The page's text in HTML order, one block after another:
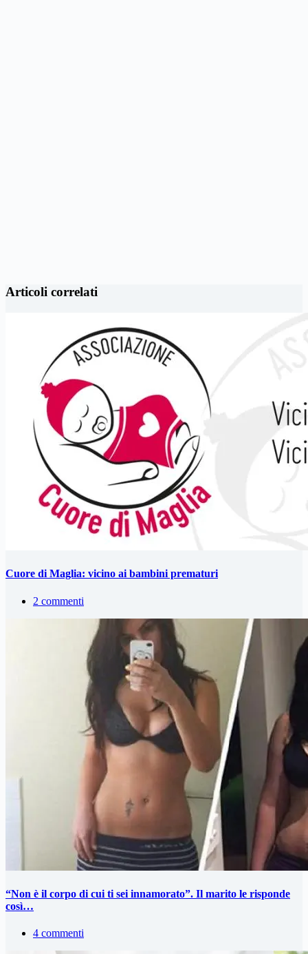
Articoli correlati
Cuore di Maglia: vicino ai bambini prematuri
2 commenti
“Non è il corpo di cui ti sei innamorato”. Il marito le risponde
così…
4 commenti